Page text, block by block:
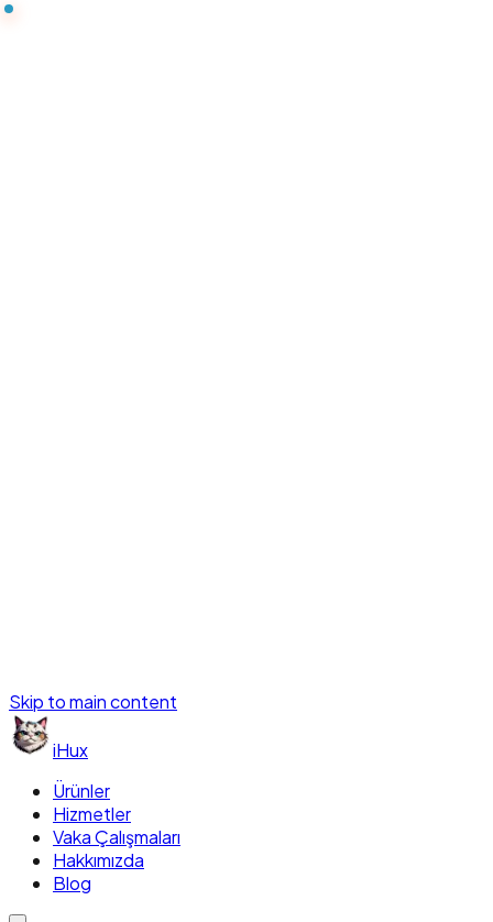
Skip to main content
iHux
Ürünler
Hizmetler
Vaka Çalışmaları
Hakkımızda
Blog